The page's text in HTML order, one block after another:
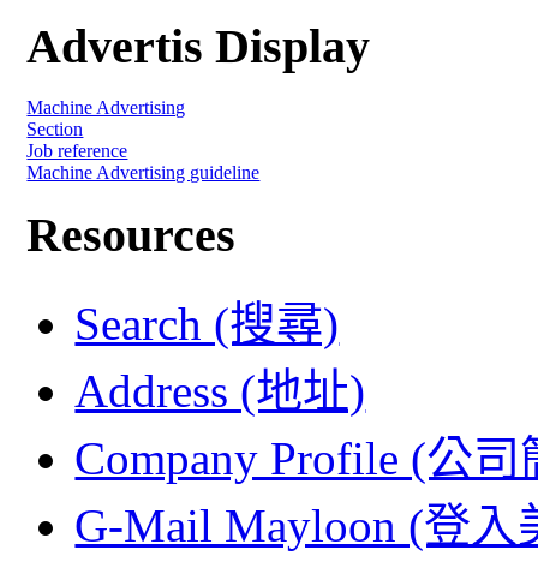
Advertis Display
Machine Advertising
Section
Job reference
Machine Advertising guideline
Resources
Search (搜尋)
Address (地址)
Company Profile (公司
G-Mail Mayloon (登入